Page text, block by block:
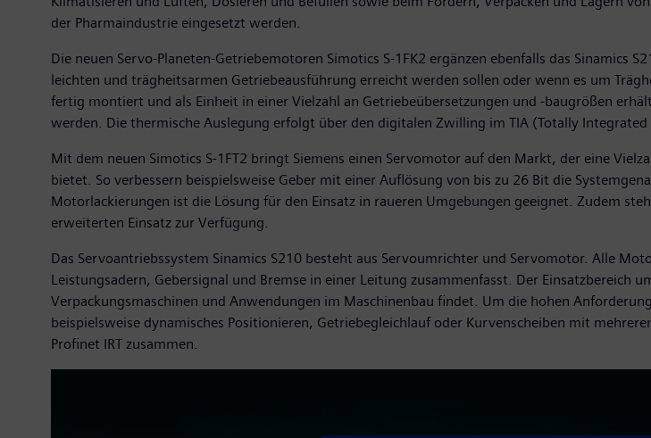
der Pharmaindustrie eingesetzt werden.
Die neuen Servo-Planeten-Getriebemotoren Simotics S-1FK2 ergänzen ebenfalls das Sinamics
leichten und trägheitsarmen Getriebeausführung erreicht werden sollen oder wenn es um
fertig montiert und als Einheit in einer Vielzahl an Getriebeübersetzungen und -baugrößen
werden. Die thermische Auslegung erfolgt über den digitalen Zwilling im TIA (Totally Integrated
Mit dem neuen Simotics S-1FT2 bringt Siemens einen Servomotor auf den Markt, der eine
bietet. So verbessern beispielsweise Geber mit einer Auflösung von bis zu 26 Bit die
Motorlackierungen ist die Lösung für den Einsatz in raueren Umgebungen geeignet. Zudem
erweiterten Einsatz zur Verfügung.
Das Servoantriebssystem Sinamics S210 besteht aus Servoumrichter und Servomotor. Alle
Leistungsadern, Gebersignal und Bremse in einer Leitung zusammenfasst. Der Einsatzbereich
Verpackungsmaschinen und Anwendungen im Maschinenbau findet. Um die hohen
beispielsweise dynamisches Positionieren, Getriebegleichlauf oder Kurvenscheiben mit
Profinet IRT zusammen.